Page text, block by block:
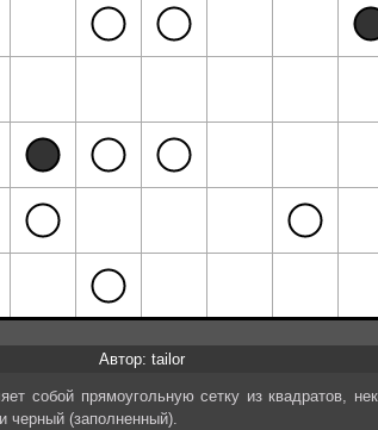
Автор: tailor
собой прямоугольную сетку из квадратов,
черный (заполненный).